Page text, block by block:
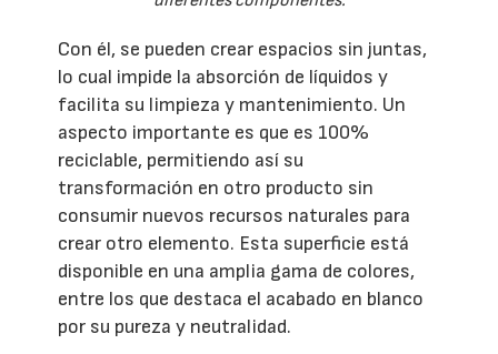
Con él, se pueden crear espacios sin juntas,
lo cual impide la absorción de líquidos y
facilita su limpieza y mantenimiento. Un
aspecto importante es que es 100%
reciclable, permitiendo así su
transformación en otro producto sin
consumir nuevos recursos naturales para
crear otro elemento. Esta superficie está
disponible en una amplia gama de colores,
entre los que destaca el acabado en blanco
por su pureza y neutralidad.